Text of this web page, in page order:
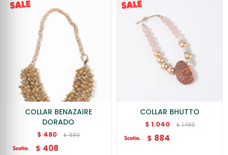
COLLAR BENAZAIRE
DORADO
$ 480 $ 690
$ 408
COLLAR BHUTTO
$ 1.040 $ 1.490
$ 884